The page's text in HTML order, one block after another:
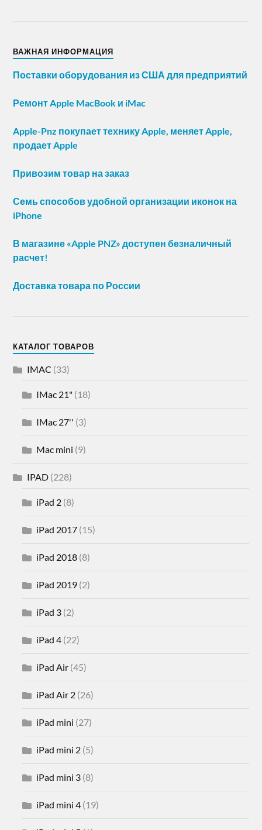
ВАЖНАЯ ИНФОРМАЦИЯ
Поставки оборудования из США для предприятий
Ремонт Apple MacBook и iMac
Apple-Pnz покупает технику Apple, меняет Apple,
продает Apple
Привозим товар на заказ
Семь способов удобной организации иконок на
iPhone
В магазине «Apple PNZ» доступен безналичный
расчет!
Доставка товара по России
КАТАЛОГ ТОВАРОВ
IMAC (33)
IMac 21" (18)
IMac 27'' (3)
Mac mini (9)
IPAD (228)
iPad 2 (8)
iPad 2017 (15)
iPad 2018 (8)
iPad 2019 (2)
iPad 3 (2)
iPad 4 (22)
iPad Air (45)
iPad Air 2 (26)
iPad mini (27)
iPad mini 2 (5)
iPad mini 3 (8)
iPad mini 4 (19)